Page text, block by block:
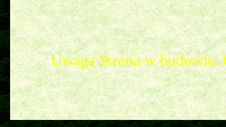
Uwaga Strona w